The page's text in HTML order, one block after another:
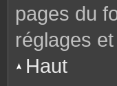
pages du
réglages
Haut